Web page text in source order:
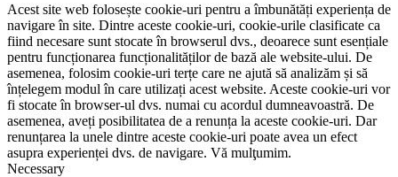
Acest site web folosește cookie-uri pentru a îmbunătăți experiența de
navigare în site. Dintre aceste cookie-uri, cookie-urile clasificate ca
fiind necesare sunt stocate în browserul dvs., deoarece sunt esențiale
pentru funcționarea funcționalităților de bază ale website-ului. De
asemenea, folosim cookie-uri terțe care ne ajută să analizăm și să
înțelegem modul în care utilizați acest website. Aceste cookie-uri vor
fi stocate în browser-ul dvs. numai cu acordul dumneavoastră. De
asemenea, aveți posibilitatea de a renunța la aceste cookie-uri. Dar
renunțarea la unele dintre aceste cookie-uri poate avea un efect
asupra experienței dvs. de navigare. Vă mulţumim.
Necessary